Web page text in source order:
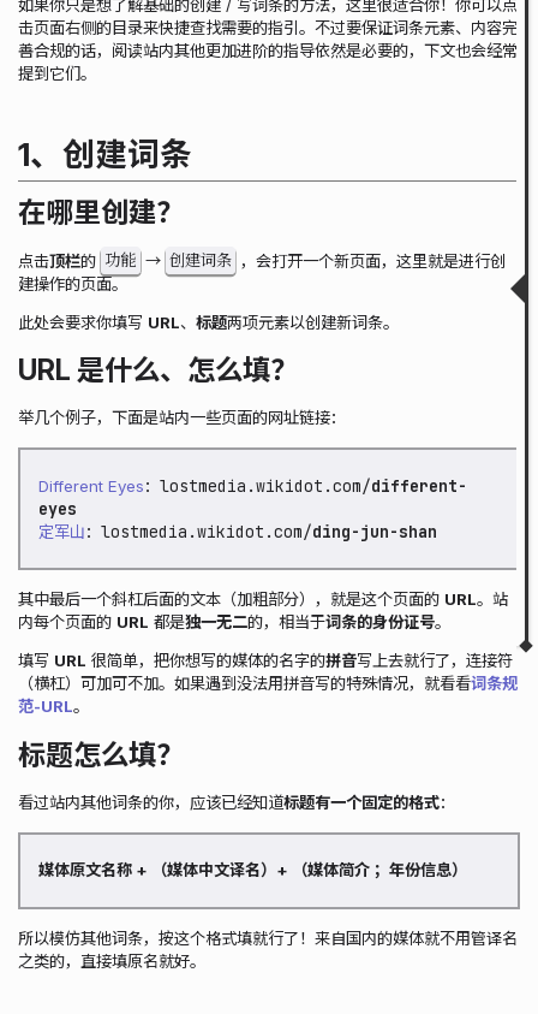
在哪里创建？
URL 是什么、怎么填？
基础语法
怎么插入图片 / 音频？
4、引注来源
来源引注是什么意思？
标签添加及常用工具
快捷语法复制
表格编辑工具
▲ ▼
如果你只是想了解基础的创建 / 写词条的方法，这里很适合你！你可以点
击页面右侧的目录来快捷查找需要的指引。不过要保证词条元素、内容完
善合规的话，阅读站内其他更加进阶的指导依然是必要的，下文也会经常
提到它们。
1、创建词条
在哪里创建？
点击顶栏的 功能 → 创建词条 ，会打开一个新页面，这里就是进行创
建操作的页面。
此处会要求你填写 URL、 标题两项元素以创建新词条。
URL 是什么、怎么填？
举几个例子，下面是站内一些页面的网址链接：
Different Eyes： lostmedia.wikidot.com/different-
eyes
定军山： lostmedia.wikidot.com/ding-jun-shan
其中最后一个斜杠后面的文本（加粗部分），就是这个页面的 URL。站
内每个页面的 URL 都是独一无二的，相当于词条的身份证号。
填写 URL 很简单，把你想写的媒体的名字的拼音写上去就行了，连接符
（横杠）可加可不加。如果遇到没法用拼音写的特殊情况，就看看词条规
范-URL。
标题怎么填？
看过站内其他词条的你，应该已经知道标题有一个固定的格式：
媒体原文名称 + （媒体中文译名）+ （媒体简介 ；年份信息）
所以模仿其他词条，按这个格式填就行了！来自国内的媒体就不用管译名
之类的，直接填原名就好。